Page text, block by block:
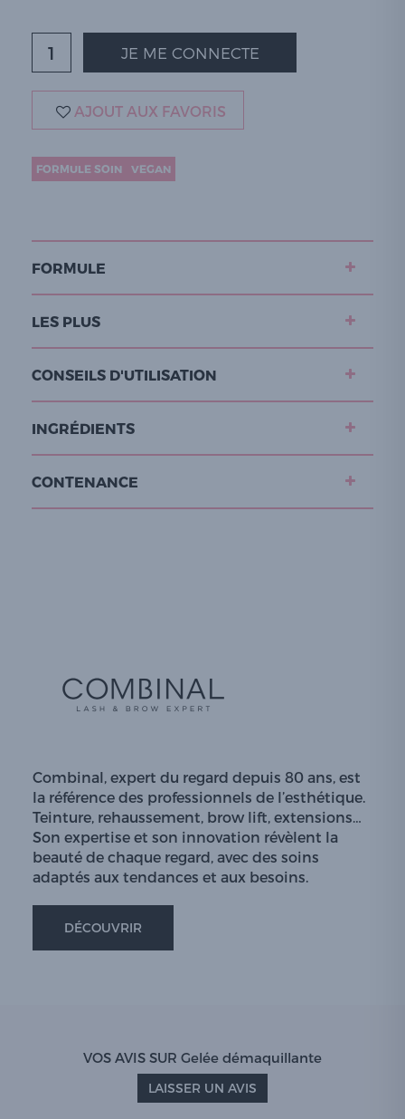
JE ME CONNECTE
AJOUT AUX FAVORIS
FORMULE SOIN VEGAN
FORMULE
LES PLUS
CONSEILS D'UTILISATION
INGRÉDIENTS
CONTENANCE
Combinal, expert du regard depuis 80 ans, est
la référence des professionnels de l’esthétique.
Teinture, rehaussement, brow lift, extensions…
Son expertise et son innovation révèlent la
beauté de chaque regard, avec des soins
adaptés aux tendances et aux besoins.
DÉCOUVRIR
VOS AVIS SUR Gelée démaquillante
LAISSER UN AVIS